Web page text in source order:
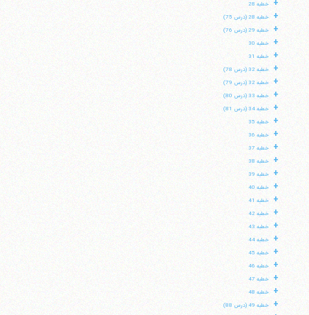
+ خطبه 28
+ خطبه 28 (درس 75)
+ خطبه 29 (درس 76)
+ خطبه 30
+ خطبه 31
+ خطبه 32 (درس 78)
+ خطبه 32 (درس 79)
+ خطبه 33 (درس 80)
+ خطبه 34 (درس 81)
+ خطبه 35
+ خطبه 36
+ خطبه 37
+ خطبه 38
+ خطبه 39
+ خطبه 40
+ خطبه 41
+ خطبه 42
+ خطبه 43
+ خطبه 44
+ خطبه 45
+ خطبه 46
+ خطبه 47
+ خطبه 48
+ خطبه 49 (درس 88)